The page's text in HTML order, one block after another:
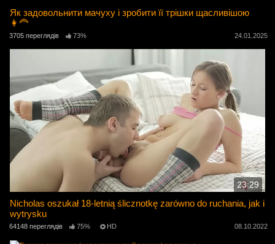
Як задовольнити мачуху і зробити її трішки щасливішою
👩‍🦰
3705 переглядів 73% 24.01.2025
23:29
Nicholas oszukał 18-letnią ślicznotkę zarówno do ruchania, jak i
wytrysku
64148 переглядів 75% HD 08.10.2022